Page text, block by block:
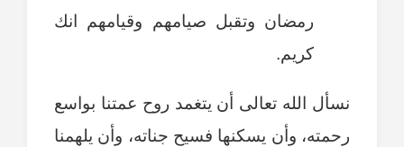
رمضان وتقبل صيامهم وقيامهم انك
كريم.
نسأل الله تعالى أن يتغمد روح عمتنا بواسع
رحمته، وأن يسكنها فسيح جناته، وأن يلهمنا